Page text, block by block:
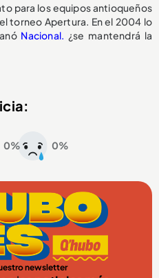
para los equipos antioqueños
torneo Apertura. En el 2004 lo
Nacional. ¿se mantendrá la
0% 0%
newsletter